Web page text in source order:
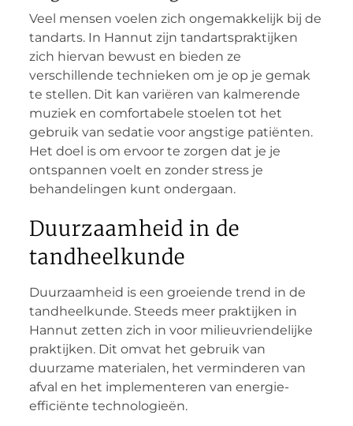
Veel mensen voelen zich ongemakkelijk bij de
tandarts. In Hannut zijn tandartspraktijken
zich hiervan bewust en bieden ze
verschillende technieken om je op je gemak
te stellen. Dit kan variëren van kalmerende
muziek en comfortabele stoelen tot het
gebruik van sedatie voor angstige patiënten.
Het doel is om ervoor te zorgen dat je je
ontspannen voelt en zonder stress je
behandelingen kunt ondergaan.
Duurzaamheid in de
tandheelkunde
Duurzaamheid is een groeiende trend in de
tandheelkunde. Steeds meer praktijken in
Hannut zetten zich in voor milieuvriendelijke
praktijken. Dit omvat het gebruik van
duurzame materialen, het verminderen van
afval en het implementeren van energie-
efficiënte technologieën.